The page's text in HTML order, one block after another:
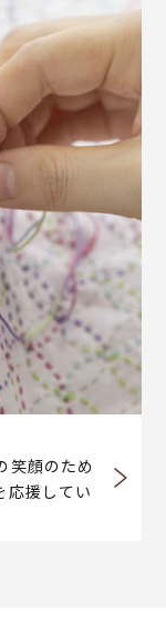
笑顔のため
応援してい